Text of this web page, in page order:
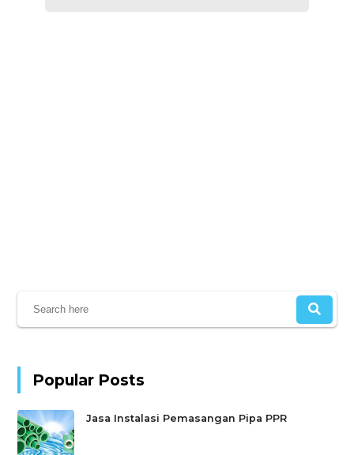
Popular Posts
Jasa Instalasi Pemasangan Pipa PPR